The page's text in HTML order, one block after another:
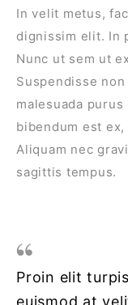
In velit metus,
dignissim elit. In
Nunc ut sem ut
Suspendisse
malesuada
bibendum est
Aliquam nec
sagittis tempus.
Proin elit